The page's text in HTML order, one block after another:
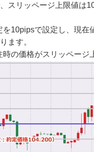
スリッページ上限値は
10pipsで設定し、現
ます。
の価格がスリッページ